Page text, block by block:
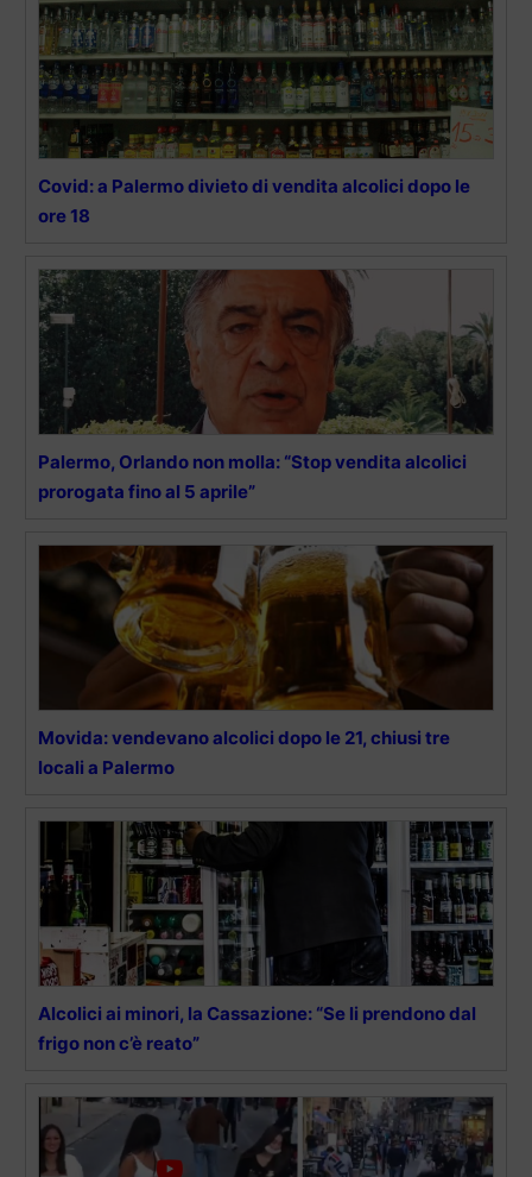
Covid: a Palermo divieto di vendita alcolici dopo le
ore 18
Palermo, Orlando non molla: “Stop vendita alcolici
prorogata fino al 5 aprile”
Movida: vendevano alcolici dopo le 21, chiusi tre
locali a Palermo
Alcolici ai minori, la Cassazione: “Se li prendono dal
frigo non c’è reato”